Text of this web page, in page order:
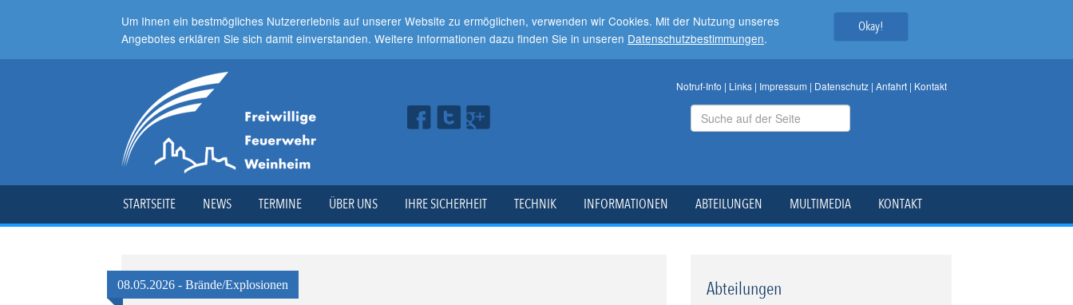
Um Ihnen ein bestmögliches Nutzererlebnis auf unserer Website zu ermöglichen, verwenden wir Cookies. Mit der Nutzung unseres
Angebotes erklären Sie sich damit einverstanden. Weitere Informationen dazu finden Sie in unseren Datenschutzbestimmungen.
Okay!
Notruf-Info | Links| Impressum | Datenschutz| Anfahrt| Kontakt
STARTSEITE NEWS TERMINE ÜBER UNS IHRE SICHERHEIT TECHNIK INFORMATIONEN ABTEILUNGEN MULTIMEDIA KONTAKT
08.05.2026 - Brände/Explosionen Abteilungen